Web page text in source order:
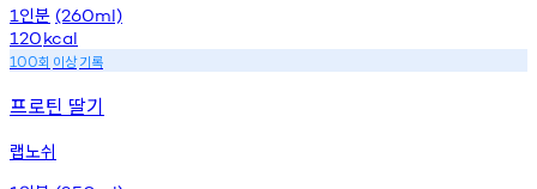
1 인분 (260ml)
120kcal
100회 이상기록
프로틴 딸기
랩노쉬